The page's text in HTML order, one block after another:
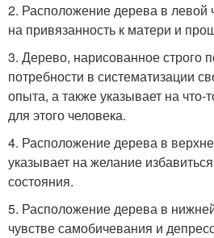
2. Расположение дерева в левой
на привязанность к матери и
3. Дерево, нарисованное строго
потребности в систематизации
опыта, а также указывает на что-
для этого человека.
4. Расположение дерева в
указывает на желание
состояния.
5. Расположение дерева в
чувстве самобичевания и